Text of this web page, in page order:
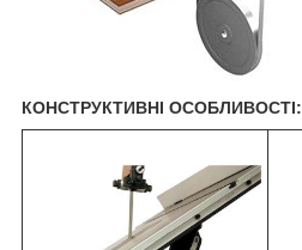
КОНСТРУКТИВНІ ОСОБЛИВОСТІ: